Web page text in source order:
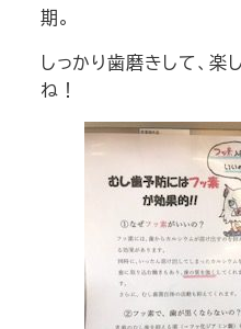
期。
しっかり歯磨きして、楽
ね！